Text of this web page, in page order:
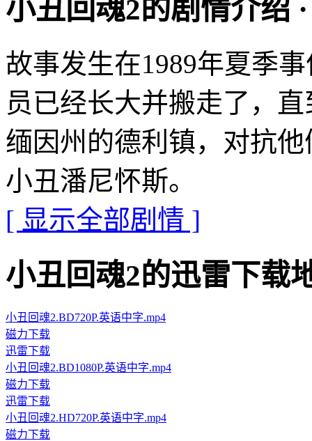
小丑回魂2的剧情介绍 ·
故事发生在1989年夏季
员已经长大并搬走了，
缅因州的德利镇，对抗
小丑潘尼怀斯。
[ 显示全部剧情 ]
小丑回魂2的迅雷下载地
小丑回魂2.BD720P.英语中字.mp4
磁力下载
迅雷下载
小丑回魂2.BD1080P.英语中字.mp4
磁力下载
迅雷下载
小丑回魂2.HD720P.英语中字.mp4
磁力下载